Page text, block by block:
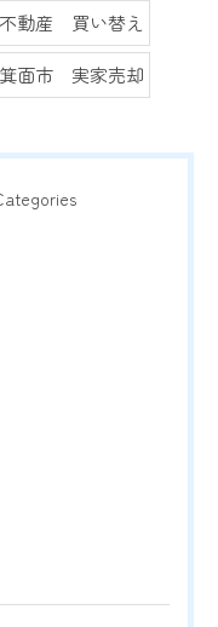
動産 買い替え
面市 実家売却